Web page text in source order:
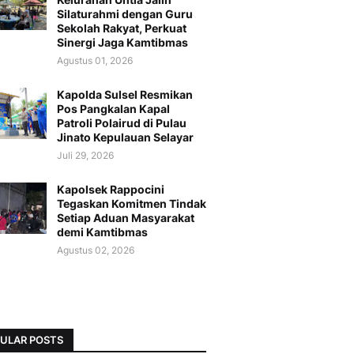
Silaturahmi dengan Guru
Sekolah Rakyat, Perkuat
Sinergi Jaga Kamtibmas
Agustus 01, 2026
Kapolda Sulsel Resmikan
Pos Pangkalan Kapal
Patroli Polairud di Pulau
Jinato Kepulauan Selayar
Juli 29, 2026
Kapolsek Rappocini
Tegaskan Komitmen Tindak
Setiap Aduan Masyarakat
demi Kamtibmas
Agustus 02, 2026
POSTS